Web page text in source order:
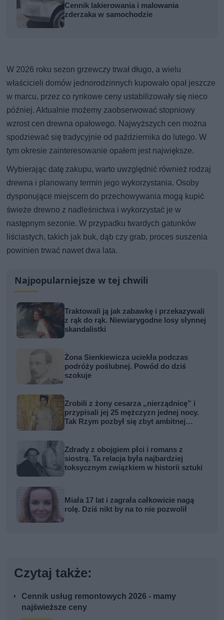
Cennik lakierowania i malowania
zderzaka w samochodzie
W 2026 roku sezon grzewczy trwał długo, a wielu
właścicieli domów jednorodzinnych kupowało opał jeszcze
w marcu, przez co rynkowe ceny ustabilizowały się nieco
później. Aktualnie możemy zaobserwować stopniowy
wzrost cen drewna opałowego. Najwyższych cen można
spodziewać się tradycyjnie od października do lutego. W
tym okresie zainteresowanie opałem jest największe.
Wybierając datę zakupu, warto uwzględnić również rodzaj
drewna i planowany termin jego wykorzystania. Osoby
dysponujące miejscem do przechowywania mogą kupić
świeże drewno z nadleśnictwa i wykorzystać je w
następnym sezonie. W przypadku twardych gatunków
liściastych, takich jak buk, dąb czy grab, proces suszenia
powinien trwać nawet dwa lata.
Najpopularniejsze w tej chwili
Traktowali ją jak zabawkę i przekazywali
z rąk do rąk. Niewiarygodne losy słynnej
skandalistki
Żona Sienkiewicza uciekła podczas
podróży poślubnej. Powód do dziś
szokuje
Zrobili z żony cesarza „nierządnicę” i
przypisali jej 25 mężczyzn jednej nocy.
Tak Rzym pozbył się zbyt ambitnej
Zdrady z obojgiem płci i romans z
siostrą. Ta relacja była najbardziej
toksycznym związkiem w historii sztuki
Miała 17 lat i zagrała całkowicie nagą
rolę. Dziś nikt by na to nie pozwolił
Czytaj także:
Cennik usług remontowych 2026 - mamy
najświeższe ceny